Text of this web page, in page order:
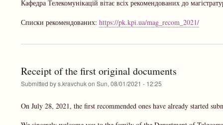
Кафедра Телекомунікацій вітає всіх рекомендованих до
Списки рекомендованих: https://pk.kpi.ua/mag_recom_2021/
Receipt of the first original documents
Submitted bys.kravchukon Sun, 08/01/2021 - 12:25
On July 28, 2021, the first recommended ones have already started